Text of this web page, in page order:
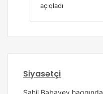
Siyasətçi
Sahil Babayev haqqında